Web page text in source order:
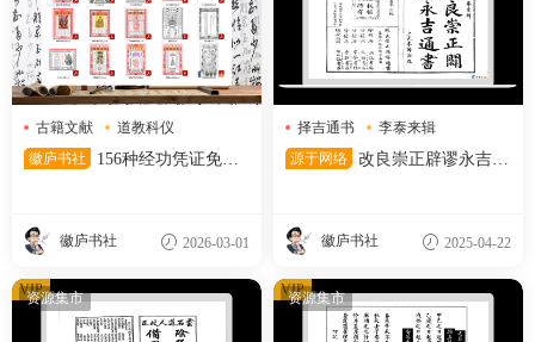
古籍文献
道教科仪
道教符箓
徽庐书社
156种经功凭证免费
徽庐书社 2026-03-01
择吉通书
李泰来辑
清宣统石印本
源于网络
改良崇正辟谬永吉通
徽庐书社 2025-04-22
资源集市
VIP 资源集市
VIP